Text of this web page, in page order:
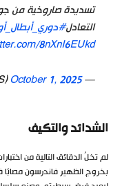
تسديدة صاروخية من
التعادل
8nXnI6EUkd
— beIN SPORTS (@beINSPORTS)
October 1, 2025
الشدائد والتكيف
لم تخلُ الدقائق التالية من